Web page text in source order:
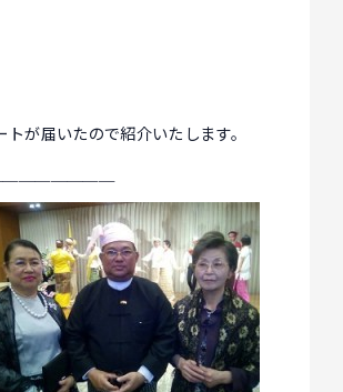
が届いたので紹介いたします。